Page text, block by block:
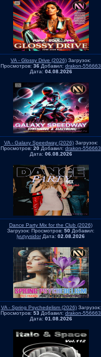
VA - Glossy Drive (2026) Загрузок:
Просмотров: 36 Добавил: drakon-556663
Дата: 04.08.2026
VA - Galaxy Speedway (2026)Загрузок:
Просмотров: 20 Добавил: drakon-556663
Дата: 06.08.2026
Dance Party Mix for the Club (2026)
Загрузок: Просмотров: 50 Добавил:
lyutyysidorДата: 02.08.2026
VA - Spring Psychedelism (2026)Загрузок:
Просмотров: 53 Добавил: drakon-556663
Дата: 01.08.2026